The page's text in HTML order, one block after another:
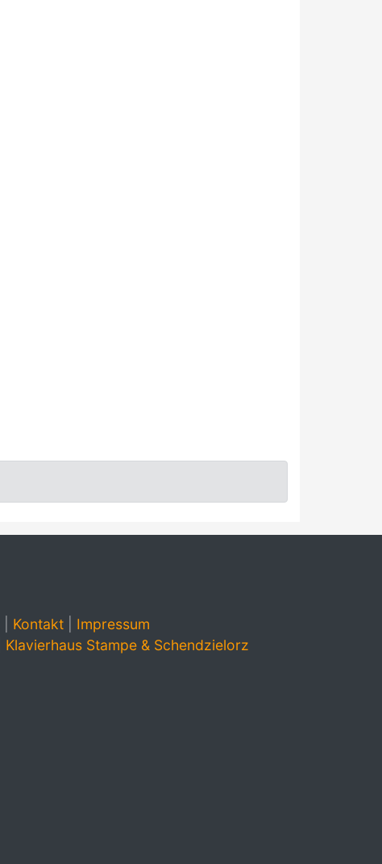
Kontakt| Impressum
Klavierhaus Stampe & Schendzielorz